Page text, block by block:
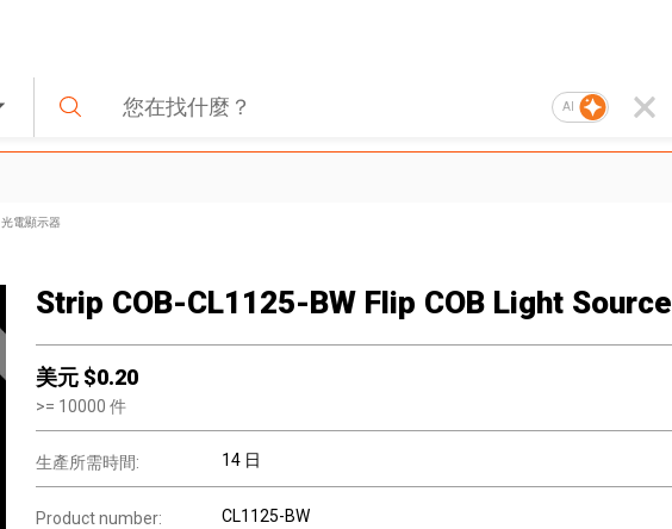
AI
光電顯示器
Strip COB-CL1125-BW Flip COB Light Source
美元 $0.20
>= 10000 件
生產所需時間: 14 日
Product number: CL1125-BW